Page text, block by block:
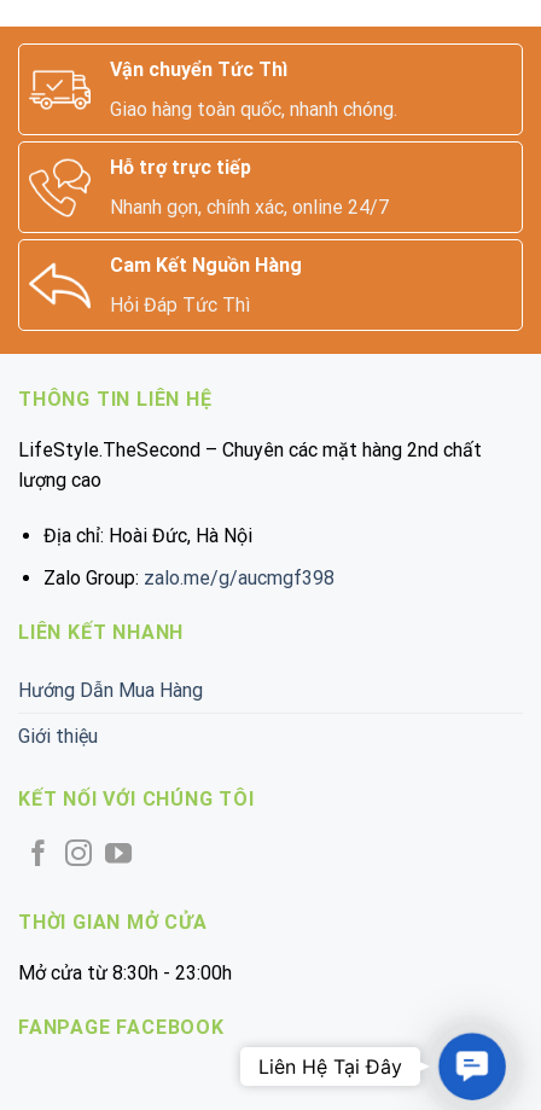
Vận chuyển Tức Thì
Giao hàng toàn quốc, nhanh chóng.
Hỗ trợ trực tiếp
Nhanh gọn, chính xác, online 24/7
Cam Kết Nguồn Hàng
Hỏi Đáp Tức Thì
THÔNG TIN LIÊN HỆ
LifeStyle.TheSecond – Chuyên các mặt hàng 2nd chất
lượng cao
Địa chỉ: Hoài Đức, Hà Nội
Zalo Group: zalo.me/g/aucmgf398
LIÊN KẾT NHANH
Hướng Dẫn Mua Hàng
Giới thiệu
KẾT NỐI VỚI CHÚNG TÔI
THỜI GIAN MỞ CỬA
Mở cửa từ 8:30h - 23:00h
FANPAGE FACEBOOK
Us